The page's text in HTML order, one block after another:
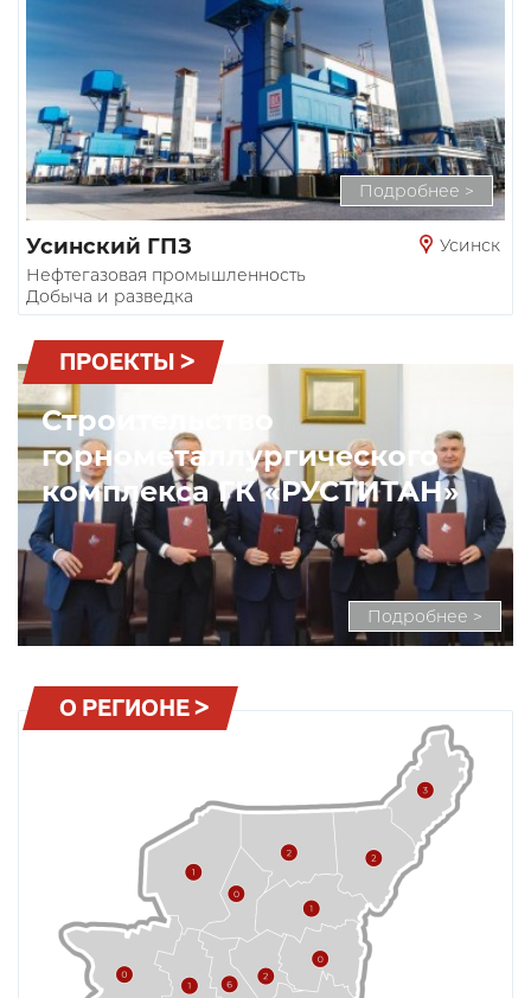
Подробнее >
Усинский ГПЗ
Усинск
Нефтегазовая промышленность
Добыча и разведка
ПРОЕКТЫ >
Подробнее >
Строительство
горнометаллургического
комплекса ГК «РУСТИТАН»
О РЕГИОНЕ >